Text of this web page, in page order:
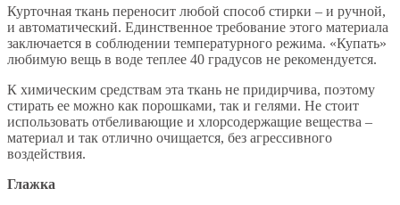
Курточная ткань переносит любой способ стирки – и ручной,
и автоматический. Единственное требование этого материала
заключается в соблюдении температурного режима. «Купать»
любимую вещь в воде теплее 40 градусов не рекомендуется.
К химическим средствам эта ткань не придирчива, поэтому
стирать ее можно как порошками, так и гелями. Не стоит
использовать отбеливающие и хлорсодержащие вещества –
материал и так отлично очищается, без агрессивного
воздействия.
Глажка